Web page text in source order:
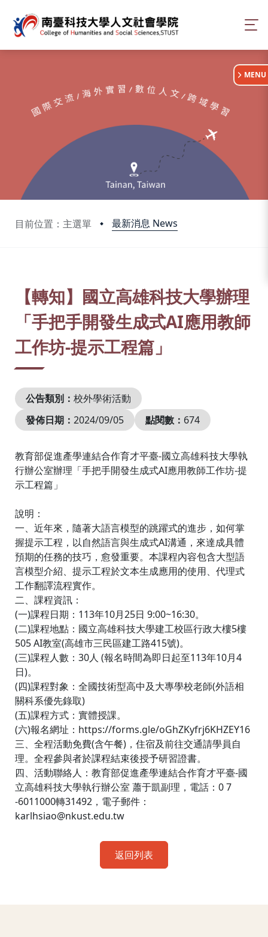
目前位置：主選單 最新消息 News
:::
MENU
【轉知】國立高雄科技大學辦理
「手把手開發生成式AI應用教師
工作坊-提示工程篇」
公告類別： 校外學術活動
發佈日期： 2024/09/05 點閱數： 674
教育部促進產學連結合作育才平臺-國立高雄科技大學執
行辦公室辦理「手把手開發生成式AI應用教師工作坊-提
示工程篇」
說明：
一、近年來，隨著大語言模型的跳躍式的進步，如何掌
握提示工程，以自然語言與生成式AI溝通，來達成具體
預期的任務的技巧，愈發重要。本課程內容包含大型語
言模型介紹、提示工程於文本生成應用的使用、代理式
工作翻譯流程實作。
二、課程資訊：
(一)課程日期：113年10月25日 9:00~16:30。
(二)課程地點：國立高雄科技大學建工校區行政大樓5樓
505 AI教室(高雄市三民區建工路415號)。
(三)課程人數：30人 (報名時間為即日起至113年10月4
日)。
(四)課程對象：全國技術型高中及大專學校老師(外語相
關科系優先錄取)
(五)課程方式：實體授課。
(六)報名網址： https://forms.gle/oGhZKyfrj6KHZEY16
三、全程活動免費(含午餐)，住宿及前往交通請學員自
理。全程參與者於課程結束後授予研習證書。
四、活動聯絡人：教育部促進產學連結合作育才平臺-國
立高雄科技大學執行辦公室 蕭于凱副理，電話：0 7
-6011000轉31492，電子郵件：
karlhsiao@nkust.edu.tw
返回列表